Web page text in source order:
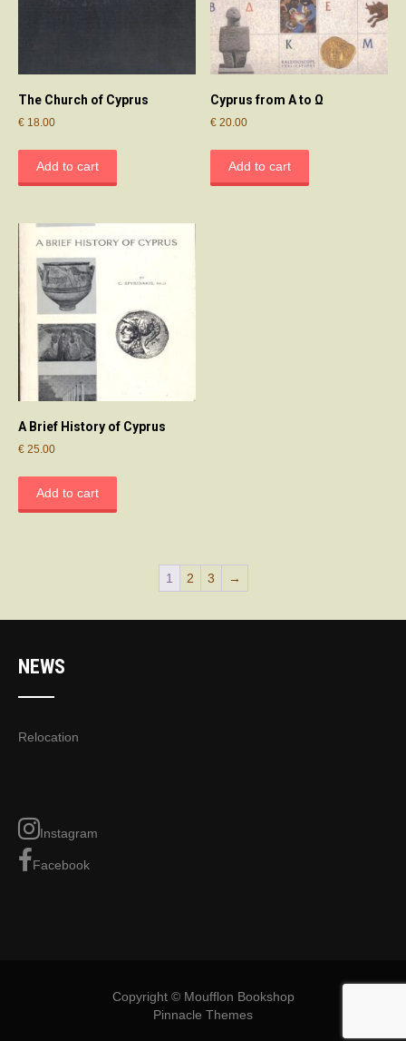
The Church of Cyprus
€ 18.00
Add to cart
Cyprus from Α to Ω
€ 20.00
Add to cart
A Brief History of Cyprus
€ 25.00
Add to cart
1 2 3 →
NEWS
Relocation
Instagram
Facebook
Copyright © Moufflon Bookshop
Pinnacle Themes